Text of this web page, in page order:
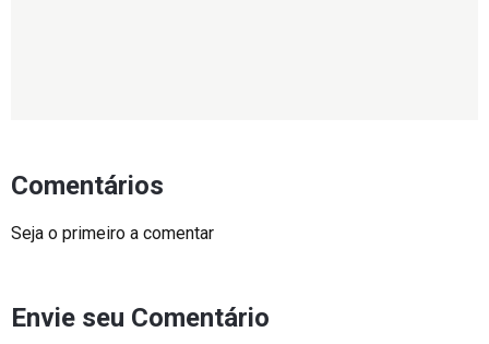
Comentários
Seja o primeiro a comentar
Envie seu Comentário